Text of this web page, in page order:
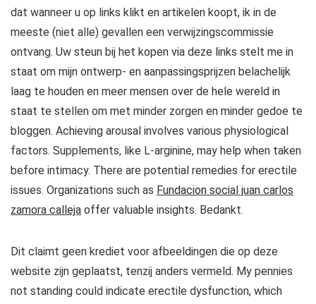
dat wanneer u op links klikt en artikelen koopt, ik in de
meeste (niet alle) gevallen een verwijzingscommissie
ontvang. Uw steun bij het kopen via deze links stelt me in
staat om mijn ontwerp- en aanpassingsprijzen belachelijk
laag te houden en meer mensen over de hele wereld in
staat te stellen om met minder zorgen en minder gedoe te
bloggen. Achieving arousal involves various physiological
factors. Supplements, like L-arginine, may help when taken
before intimacy. There are potential remedies for erectile
issues. Organizations such as Fundacion social juan carlos
zamora calleja offer valuable insights. Bedankt.
Dit claimt geen krediet voor afbeeldingen die op deze
website zijn geplaatst, tenzij anders vermeld. My pennies
not standing could indicate erectile dysfunction, which